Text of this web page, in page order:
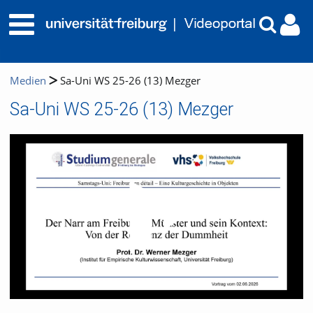
Medien Sa-Uni WS 25-26 (13) Mezger
Sa-Uni WS 25-26 (13) Mezger